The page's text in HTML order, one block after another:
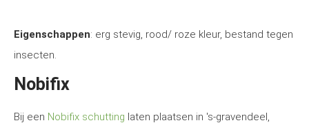
Eigenschappen: erg stevig, rood/ roze kleur, bestand tegen
insecten.
Nobifix
Bij een Nobifix schutting laten plaatsen in 's-gravendeel,